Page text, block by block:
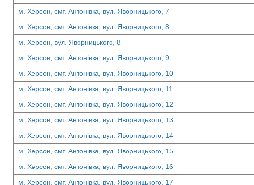
м. Херсон, смт. Антонівка, вул. Яворницького, 7
м. Херсон, смт. Антонівка, вул. Яворницького, 8
м. Херсон, вул. Яворницького, 8
м. Херсон, смт. Антонівка, вул. Яворницького, 9
м. Херсон, смт. Антонівка, вул. Яворницького, 10
м. Херсон, смт. Антонівка, вул. Яворницького, 11
м. Херсон, смт. Антонівка, вул. Яворницького, 12
м. Херсон, смт. Антонівка, вул. Яворницького, 13
м. Херсон, смт. Антонівка, вул. Яворницького, 14
м. Херсон, смт. Антонівка, вул. Яворницького, 15
м. Херсон, смт. Антонівка, вул. Яворницького, 16
м. Херсон, смт. Антонівка, вул. Яворницького, 17